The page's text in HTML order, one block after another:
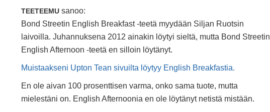
TEETEEMU sanoo:
Bond Streetin English Breakfast -teetä myydään Siljan Ruotsin
laivoilla. Juhannuksena 2012 ainakin löytyi sieltä, mutta Bond Streetin
English Afternoon -teetä en silloin löytänyt.
Muistaakseni Upton Tean sivuilta löytyy English Breakfastia.
En ole aivan 100 prosenttisen varma, onko sama tuote, mutta
mielestäni on. English Afternoonia en ole löytänyt netistä mistään.